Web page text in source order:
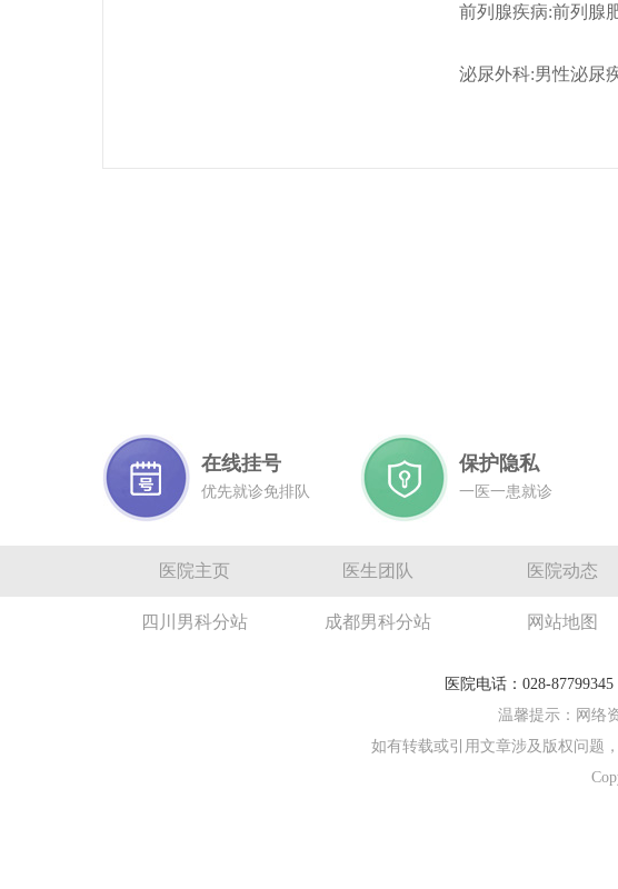
前列腺疾病:前列腺
泌尿外科:男性泌尿
在线挂号
优先就诊免排队
保护隐私
一医一患就诊
医院主页 医生团队 医院动态
四川男科分站 成都男科分站 网站地图
医院电话：028-
温馨提示：网络
如有转载或引用文章涉及版权问题